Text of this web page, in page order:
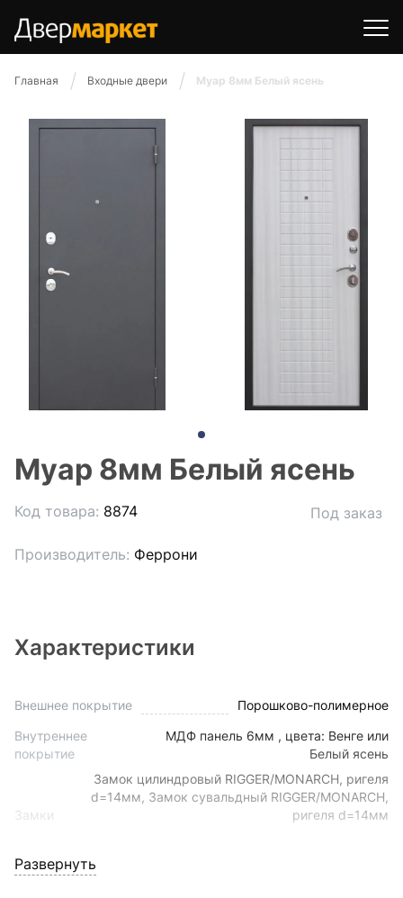
Главная Входные двери Муар 8мм Белый ясень
Муар 8мм Белый ясень
Код товара: 8874
Производитель: Феррони
Под заказ
Характеристики
Внешнее покрытие
Порошково-полимерное
Внутреннее
покрытие
МДФ панель 6мм , цвета: Венге или
Белый ясень
Замки
Замок цилиндровый RIGGER/MONARCH, ригеля
d=14мм, Замок сувальдный RIGGER/MONARCH,
ригеля d=14мм
Наполнитель
Развернуть